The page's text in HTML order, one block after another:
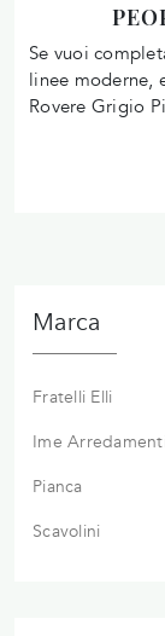
Se vuoi
linee moderne,
Rovere Grigio
Marca
Fratelli Elli
Ime
Pianca
Scavolini